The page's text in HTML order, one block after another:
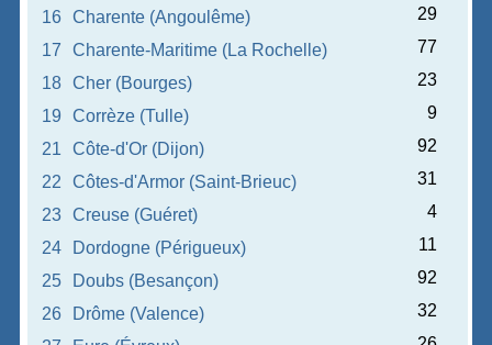
16
Charente (Angoulême)
29
17
Charente-Maritime (La Rochelle)
77
18
Cher (Bourges)
23
19
Corrèze (Tulle)
9
21
Côte-d'Or (Dijon)
92
22
Côtes-d'Armor (Saint-Brieuc)
31
23
Creuse (Guéret)
4
24
Dordogne (Périgueux)
11
25
Doubs (Besançon)
92
26
Drôme (Valence)
32